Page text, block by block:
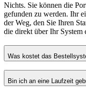
Nichts. Sie können die
gefunden zu werden. Ihr
der Weg, den Sie Ihren
die direkt über Ihr System
Was kostet das
Bin ich an eine Laufzeit